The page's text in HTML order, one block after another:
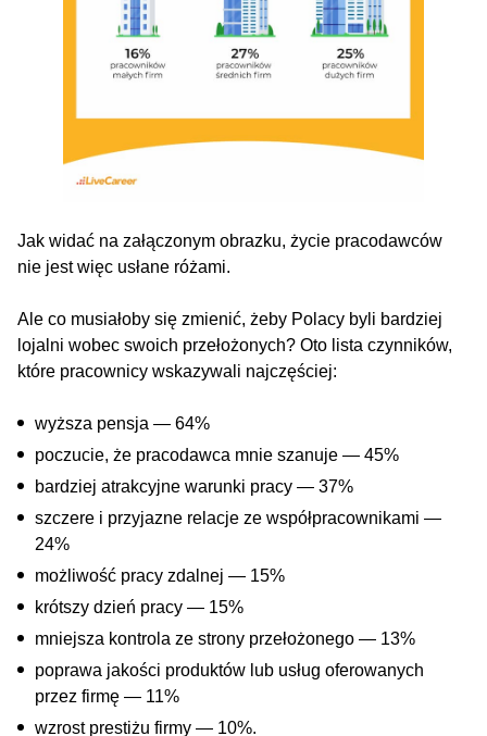
Jak widać na załączonym obrazku, życie pracodawców
nie jest więc usłane różami.
Ale co musiałoby się zmienić, żeby Polacy byli bardziej
lojalni wobec swoich przełożonych? Oto lista czynników,
które pracownicy wskazywali najczęściej:
wyższa pensja — 64%
poczucie, że pracodawca mnie szanuje — 45%
bardziej atrakcyjne warunki pracy — 37%
szczere i przyjazne relacje ze współpracownikami —
24%
możliwość pracy zdalnej — 15%
krótszy dzień pracy — 15%
mniejsza kontrola ze strony przełożonego — 13%
poprawa jakości produktów lub usług oferowanych
przez firmę — 11%
wzrost prestiżu firmy — 10%.